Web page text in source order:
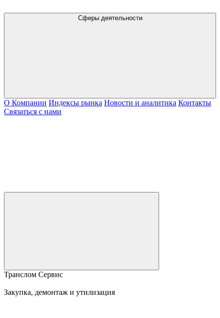
Сферы деятельности
О Компании Индексы рынка Новости и аналитика Контакты
Связаться с нами
Транслом Сервис
Закупка, демонтаж и утилизация